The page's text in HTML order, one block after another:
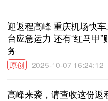
迎返程高峰 重庆机场快
台应急运力 还有“红马甲”
务
原创 2025-10-07 16:24:12
高峰来袭，请查收这份返